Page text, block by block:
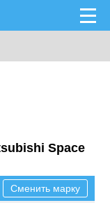
Space
Сменить марку